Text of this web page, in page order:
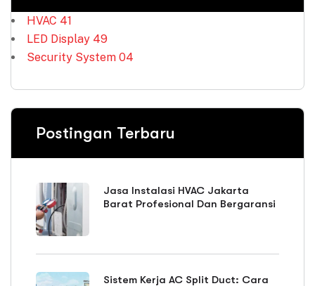
HVAC 41
LED Display 49
Security System 04
Postingan Terbaru
Jasa Instalasi HVAC Jakarta
Barat Profesional Dan Bergaransi
Sistem Kerja AC Split Duct: Cara